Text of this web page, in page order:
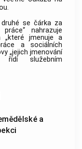
se čárka za
nahrazuje
„které jmenuje a
a sociálních
„jejich jmenování
služebním
a